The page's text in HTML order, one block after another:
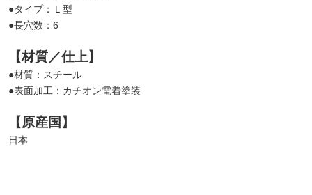
●タイプ：Ｌ型
●長穴数：6
【材質／仕上】
●材質：スチール
●表面加工：カチオン電着塗装
【原産国】
日本